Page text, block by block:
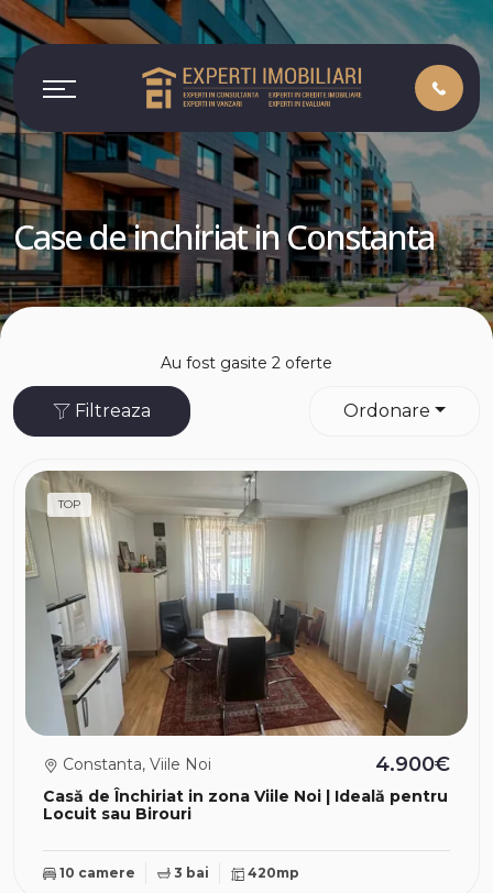
Case de inchiriat in Constanta
Au fost gasite 2 oferte
Ordonare
Filtreaza
TOP
Casă de Închiriat in zona Viile Noi | Ideală pentru
Locuit sau Birouri
Constanta, Viile Noi 4.900€
10 camere 3 bai 420mp